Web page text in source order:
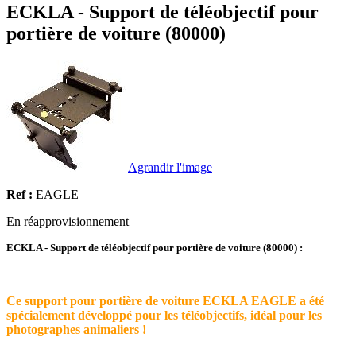
ECKLA - Support de téléobjectif pour
portière de voiture (80000)
Agrandir l'image
Ref : EAGLE
En réapprovisionnement
ECKLA - Support de téléobjectif pour portière de voiture (80000) :
Ce support pour portière de voiture ECKLA EAGLE a été
spécialement développé pour les téléobjectifs, idéal pour les
photographes animaliers !